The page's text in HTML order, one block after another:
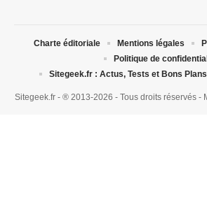
Sitegeek.fr - ® 2013-2026 - Tous droits réservés -
Charte éditoriale Mentions légales
Politique de
Sitegeek.fr : Actus, Tests et Bons